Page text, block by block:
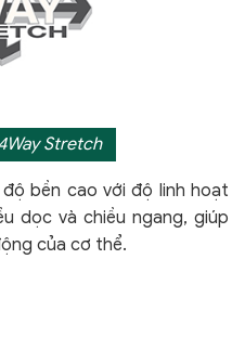
Stretch
bền cao với độ linh hoạt
dọc và chiều ngang, giúp
của cơ thể.